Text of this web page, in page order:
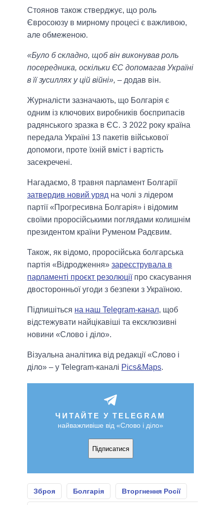
Стоянов також стверджує, що роль
Євросоюзу в мирному процесі є важливою,
але обмеженою.
«Було б складно, щоб він виконував роль
посередника, оскільки ЄС допомагав Україні
в її зусиллях у цій війні», – додав він.
Журналісти зазначають, що Болгарія є
одним із ключових виробників боєприпасів
радянського зразка в ЄС. З 2022 року країна
передала Україні 13 пакетів військової
допомоги, проте їхній вміст і вартість
засекречені.
Нагадаємо, 8 травня парламент Болгарії
затвердив новий уряд на чолі з лідером
партії «Прогресивна Болгарія» і відомим
своїми проросійськими поглядами колишнім
президентом країни Руменом Радєвим.
Також, як відомо, проросійська болгарська
партія «Відродження» зареєструвала в
парламенті проєкт резолюціїпро скасування
двосторонньої угоди з безпеки з Україною.
Підпишіться на наш Telegram-канал, щоб
відстежувати найцікавіші та ексклюзивні
новини «Слово і діло».
Візуальна аналітика від редакції «Слово і
діло» – у Telegram-каналі Pics&Maps.
ЧИТАЙТЕ У TELEGRAM
найважливіше від «Слово і діло»
Підписатися
Зброя Болгарія Вторгнення Росії